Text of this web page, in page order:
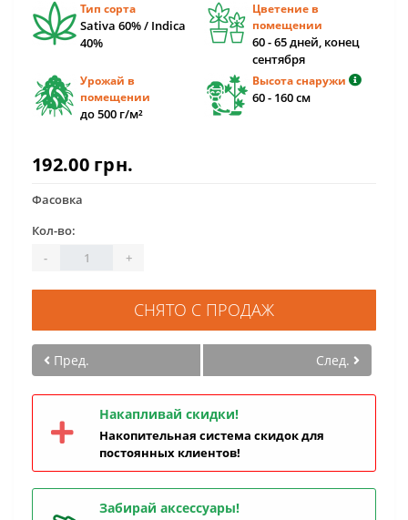
Тип сорта
Sativa 60% / Indica
40%
Цветение в
помещении
60 - 65 дней, конец
сентября
Урожай в
помещении
до 500 г/м²
Высота снаружи
60 - 160 см
192.00 грн.
Фасовка
Кол-во:
-
+
СНЯТО С ПРОДАЖ
Пред. След.
Накапливай скидки!
Накопительная система скидок для
постоянных клиентов!
Забирай аксессуары!